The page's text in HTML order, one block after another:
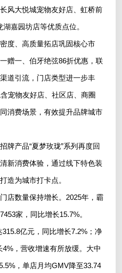
风大悦城宠物友好店、虹桥前
嘉园坊店等优质点位。
度、高质量拓店巩固核心市
赠一、伯牙绝弦86折优惠，联
道引流，门店类型进一步丰
宠物友好店、社区店、商圈
消费场景，有效提升品牌城市
牌产品“夏梦玫珑”系列再度回
新消费体验，通过线下特色装
造为城市打卡点。
店数量保持增长。2025年，霸
家，同比增长15.7%。
亿元，同比增长7.2%；净
，营收增速有所放缓。大中
，单店月均GMV降至33.74